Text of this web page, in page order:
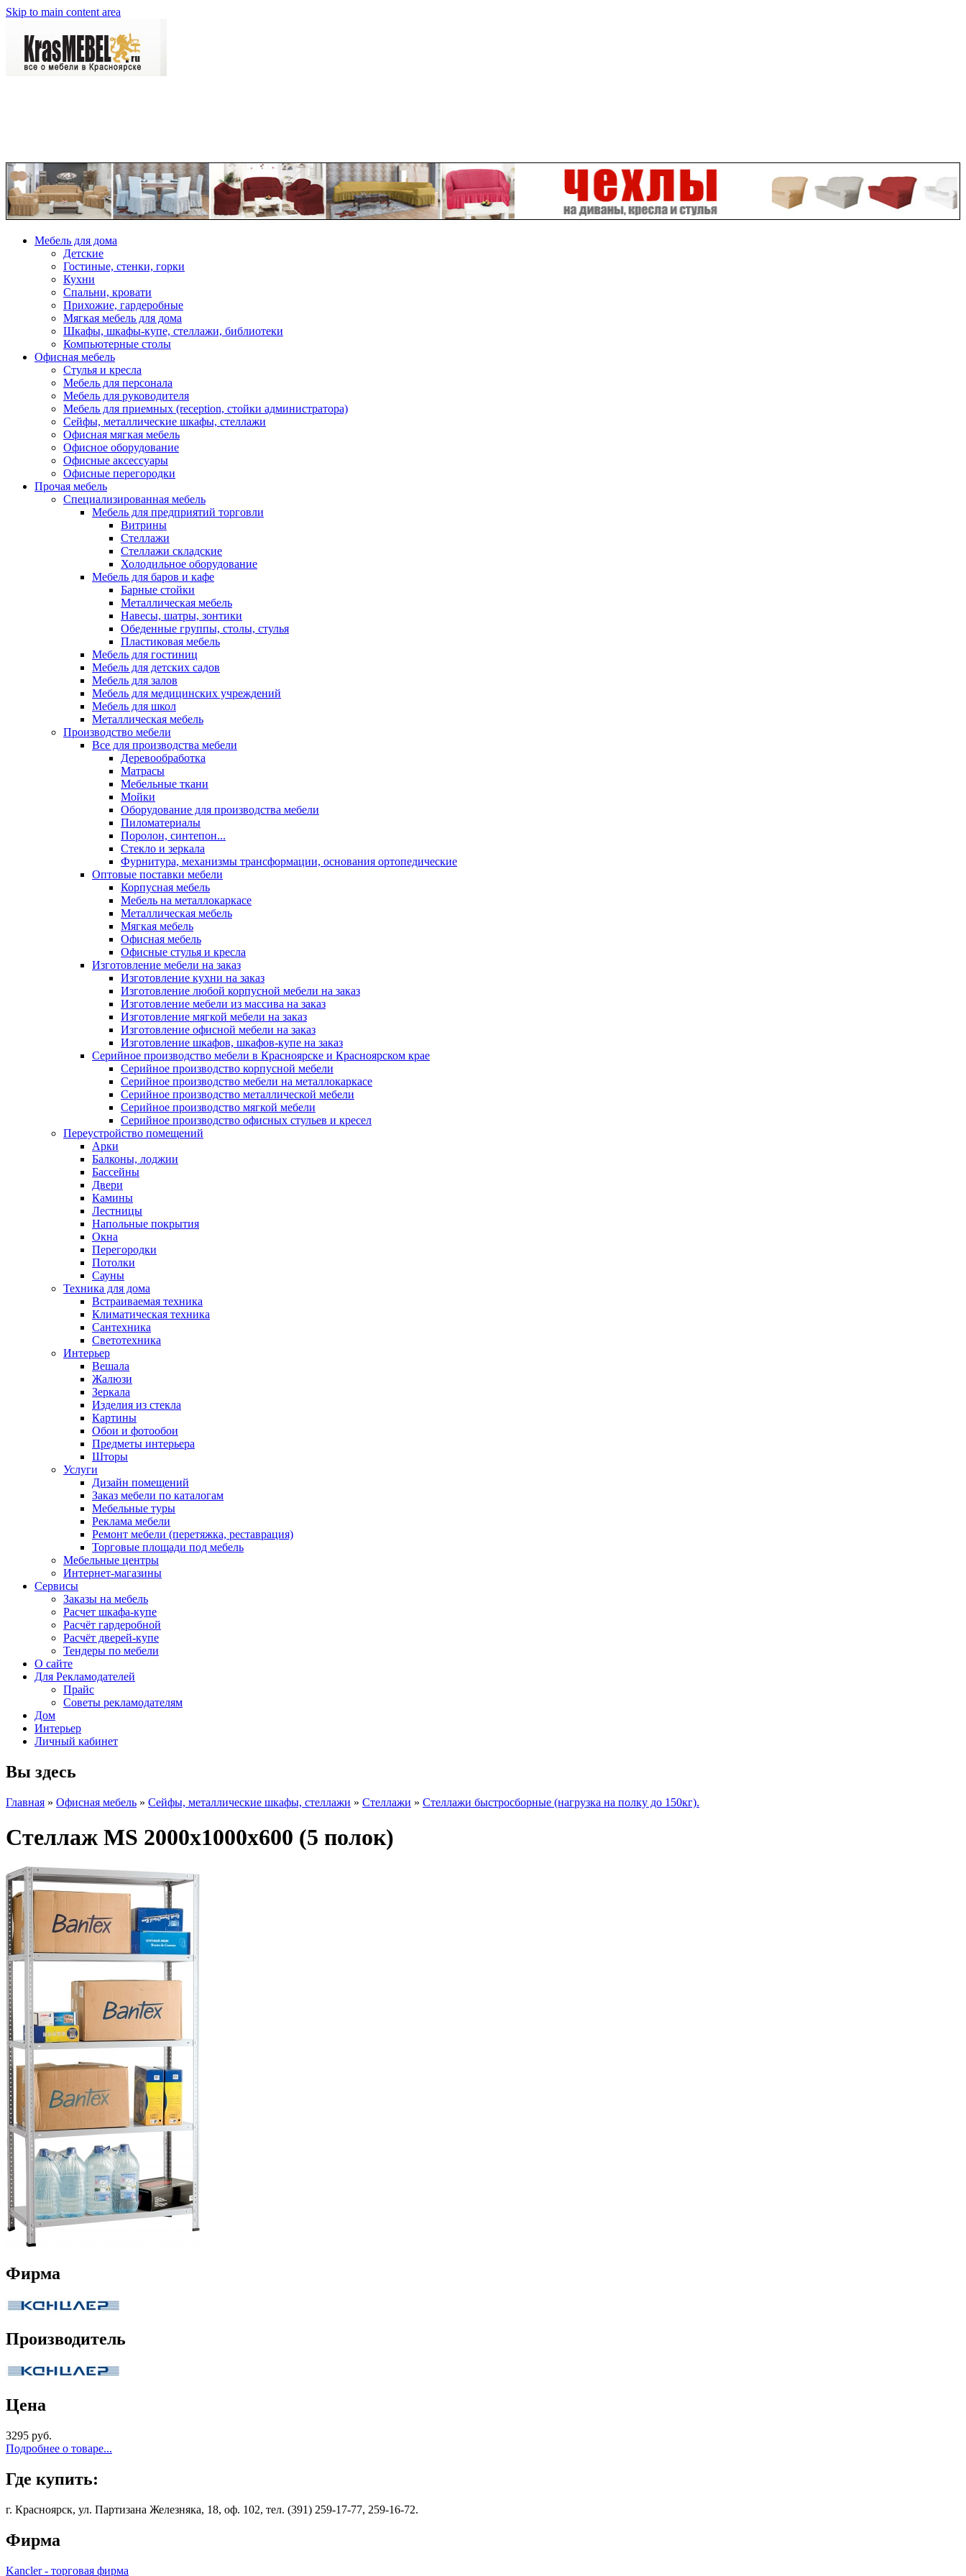
Skip to main content area
Мебель для дома
Детские
Гостиные, стенки, горки
Кухни
Спальни, кровати
Прихожие, гардеробные
Мягкая мебель для дома
Шкафы, шкафы-купе, стеллажи, библиотеки
Компьютерные столы
Офисная мебель
Стулья и кресла
Мебель для персонала
Мебель для руководителя
Мебель для приемных (reception, стойки администратора)
Сейфы, металлические шкафы, стеллажи
Офисная мягкая мебель
Офисное оборудование
Офисные аксессуары
Офисные перегородки
Прочая мебель
Специализированная мебель
Мебель для предприятий торговли
Витрины
Стеллажи
Стеллажи складские
Холодильное оборудование
Мебель для баров и кафе
Барные стойки
Металлическая мебель
Навесы, шатры, зонтики
Обеденные группы, столы, стулья
Пластиковая мебель
Мебель для гостиниц
Мебель для детских садов
Мебель для залов
Мебель для медицинских учреждений
Мебель для школ
Металлическая мебель
Производство мебели
Все для производства мебели
Деревообработка
Матрасы
Мебельные ткани
Мойки
Оборудование для производства мебели
Пиломатериалы
Поролон, синтепон...
Стекло и зеркала
Фурнитура, механизмы трансформации, основания ортопедические
Оптовые поставки мебели
Корпусная мебель
Мебель на металлокаркасе
Металлическая мебель
Мягкая мебель
Офисная мебель
Офисные стулья и кресла
Изготовление мебели на заказ
Изготовление кухни на заказ
Изготовление любой корпусной мебели на заказ
Изготовление мебели из массива на заказ
Изготовление мягкой мебели на заказ
Изготовление офисной мебели на заказ
Изготовление шкафов, шкафов-купе на заказ
Серийное производство мебели в Красноярске и Красноярском крае
Серийное производство корпусной мебели
Серийное производство мебели на металлокаркасе
Серийное производство металлической мебели
Серийное производство мягкой мебели
Серийное производство офисных стульев и кресел
Переустройство помещений
Арки
Балконы, лоджии
Бассейны
Двери
Камины
Лестницы
Напольные покрытия
Окна
Перегородки
Потолки
Сауны
Техника для дома
Встраиваемая техника
Климатическая техника
Сантехника
Светотехника
Интерьер
Вешала
Жалюзи
Зеркала
Изделия из стекла
Картины
Обои и фотообои
Предметы интерьера
Шторы
Услуги
Дизайн помещений
Заказ мебели по каталогам
Мебельные туры
Реклама мебели
Ремонт мебели (перетяжка, реставрация)
Торговые площади под мебель
Мебельные центры
Интернет-магазины
Сервисы
Заказы на мебель
Расчет шкафа-купе
Расчёт гардеробной
Расчёт дверей-купе
Тендеры по мебели
О сайте
Для Рекламодателей
Прайс
Советы рекламодателям
Дом
Интерьер
Личный кабинет
Вы здесь
Главная » Офисная мебель » Сейфы, металлические шкафы, стеллажи » Стеллажи » Стеллажи быстросборные (нагрузка на полку до 150кг).
Стеллаж MS 2000х1000х600 (5 полок)
Фирма
Производитель
Цена
3295 руб.
Подробнее о товаре...
Где купить:
г. Красноярск, ул. Партизана Железняка, 18, оф. 102, тел. (391) 259-17-77, 259-16-72.
Фирма
Kancler - торговая фирма